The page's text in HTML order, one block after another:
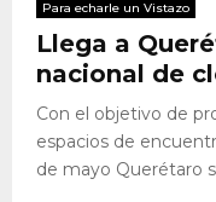
Para echarle un Vistazo
Llega a
nacional de
Con el objetivo de
espacios de
de mayo Querétaro